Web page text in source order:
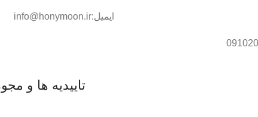
ایمیل:info@honymoon.ir
تاییدیه ها و